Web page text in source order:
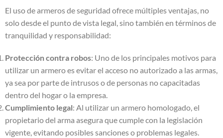
El uso de armeros de seguridad ofrece múltiples ventajas, no
solo desde el punto de vista legal, sino también en términos de
tranquilidad y responsabilidad:
Protección contra robos: Uno de los principales motivos para
utilizar un armero es evitar el acceso no autorizado a las armas,
ya sea por parte de intrusos o de personas no capacitadas
dentro del hogar o la empresa.
Cumplimiento legal: Al utilizar un armero homologado, el
propietario del arma asegura que cumple con la legislación
vigente, evitando posibles sanciones o problemas legales.